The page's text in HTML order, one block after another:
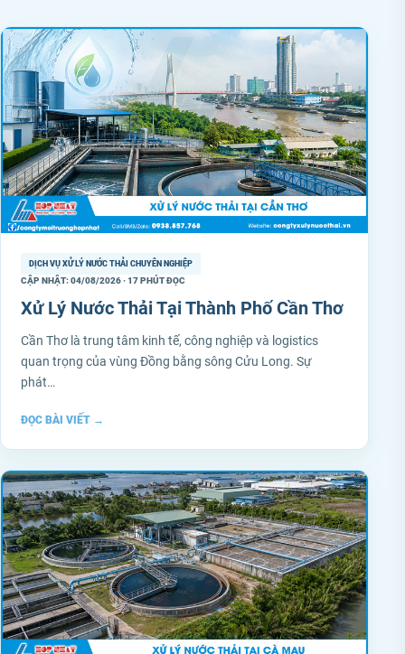
DỊCH VỤ XỬ LÝ NƯỚC THẢI CHUYÊN NGHIỆP
CẬP NHẬT: 04/08/2026 · 17 PHÚT ĐỌC
Xử Lý Nước Thải Tại Thành Phố Cần Thơ
Cần Thơ là trung tâm kinh tế, công nghiệp và logistics
quan trọng của vùng Đồng bằng sông Cửu Long. Sự
phát…
ĐỌC BÀI VIẾT →